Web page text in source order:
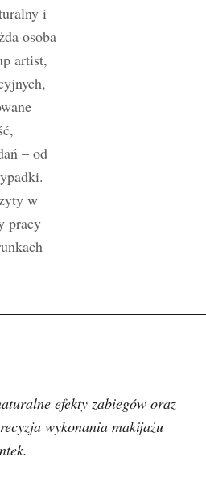
i
osoba
artist,
– od
w
pracy
efekty zabiegów oraz
wykonania makijażu